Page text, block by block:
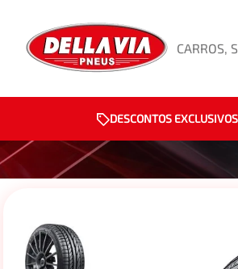
CARROS,
DESCONTOS